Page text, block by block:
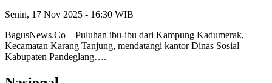
Senin, 17 Nov 2025 - 16:30 WIB
BagusNews.Co – Puluhan ibu-ibu dari Kampung Kadumerak,
Kecamatan Karang Tanjung, mendatangi kantor Dinas Sosial
Kabupaten Pandeglang….